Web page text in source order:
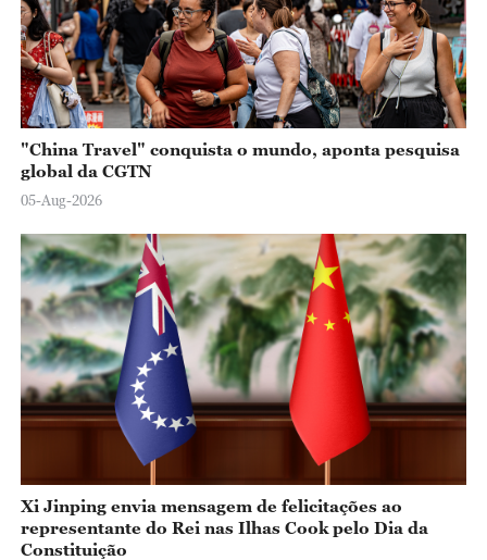
"China Travel" conquista o mundo, aponta pesquisa
global da CGTN
05-Aug-2026
Xi Jinping envia mensagem de felicitações ao
representante do Rei nas Ilhas Cook pelo Dia da
Constituição